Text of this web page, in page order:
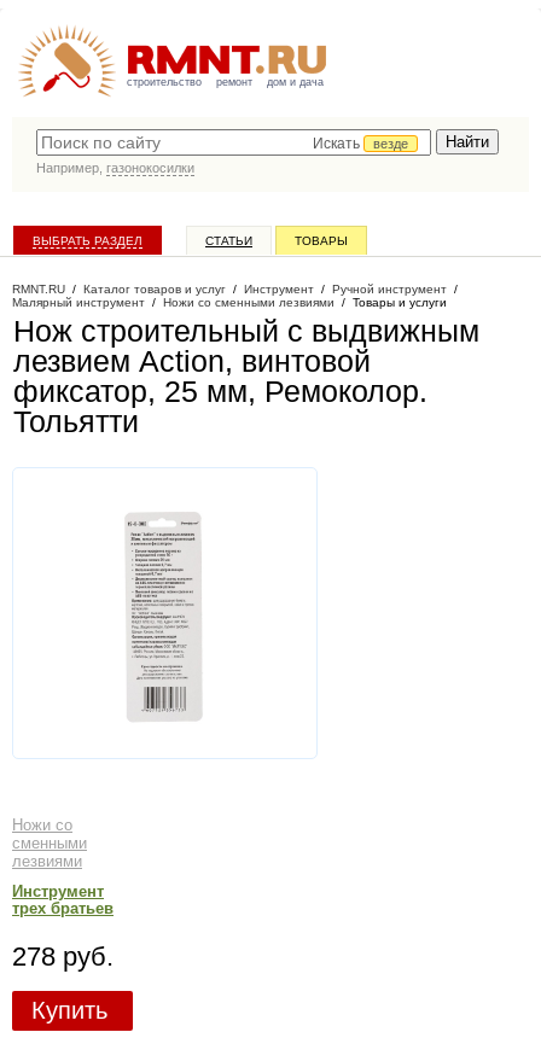
строительство ремонт дом и дача
Искать
везде
Например, газонокосилки
ВЫБРАТЬ РАЗДЕЛ СТАТЬИ ТОВАРЫ
RMNT.RU / Каталог товаров и услуг / Инструмент / Ручной инструмент /
Малярный инструмент / Ножи со сменными лезвиями / Товары и услуги
Нож строительный с выдвижным
лезвием Action, винтовой
фиксатор, 25 мм, Ремоколор.
Тольятти
Ножи со
сменными
лезвиями
Инструмент
трех братьев
278 руб.
Купить